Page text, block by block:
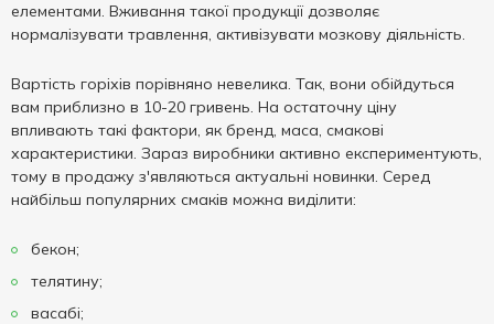
елементами. Вживання такої продукції дозволяє
нормалізувати травлення, активізувати мозкову діяльність.
Вартість горіхів порівняно невелика. Так, вони обійдуться
вам приблизно в 10-20 гривень. На остаточну ціну
впливають такі фактори, як бренд, маса, смакові
характеристики. Зараз виробники активно експериментують,
тому в продажу з'являються актуальні новинки. Серед
найбільш популярних смаків можна виділити:
бекон;
телятину;
васабі;